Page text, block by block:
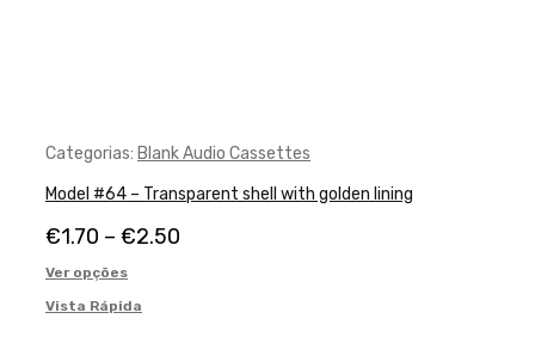
Categorias: Blank Audio Cassettes
Model #64 – Transparent shell with golden lining
€1.70 – €2.50
Ver opções
Vista Rápida